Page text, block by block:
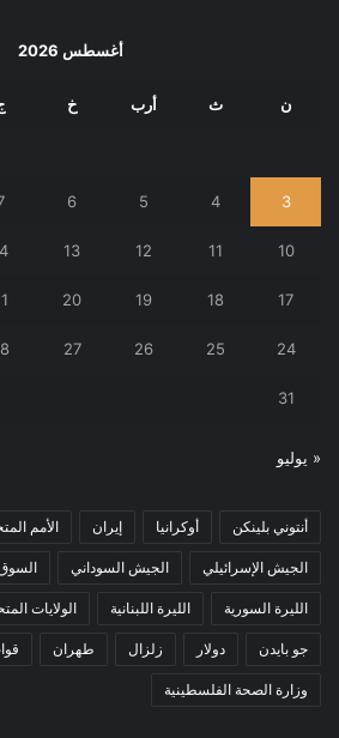
أغسطس 2026
ن ث أرب خ
3
4
5
6
10
11
12
13
17
18
19
20
24
25
26
27
31
« يوليو
أنتوني بلينكن أوكرانيا إيران الأمم
الجيش الإسرائيلي الجيش السوداني
الليرة السورية الليرة اللبنانية الولايات
جو بايدن دولار زلزال طهران
وزارة الصحة الفلسطينية